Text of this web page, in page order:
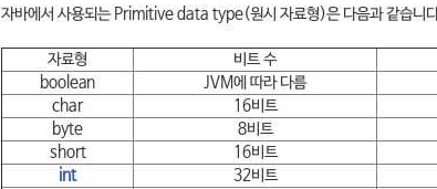
자바에서 사용되는 Primitive data type(원시 자료형)은 다음과 같습니
자료형 비트 수
boolean
JVM에 따라 다름
char
16비트
byte
8비트
short
16비트
int
32비트